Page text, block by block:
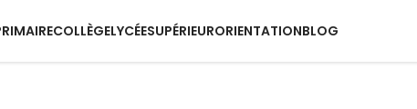
COLLÈGELYCÉESUPÉRIEURORIENTATIONBLOG